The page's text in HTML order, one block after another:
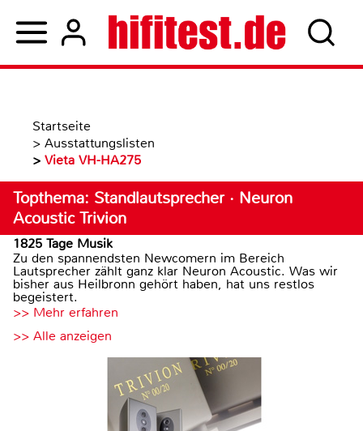
Startseite
> Ausstattungslisten
> Vieta VH-HA275
Topthema: Standlautsprecher · Neuron
Acoustic Trivion
1825 Tage Musik
Zu den spannendsten Newcomern im Bereich
Lautsprecher zählt ganz klar Neuron Acoustic. Was wir
bisher aus Heilbronn gehört haben, hat uns restlos
begeistert.
>> Mehr erfahren
>> Alle anzeigen